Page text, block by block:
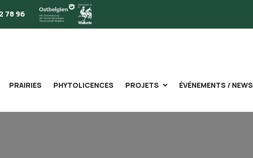
78 96
PRAIRIES PHYTOLICENCES PROJETS ÉVÉNEMENTS / NEWS